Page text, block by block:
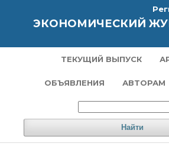
ЭКОНОМИЧЕСКИЙ
ТЕКУЩИЙ ВЫПУСК
ОБЪЯВЛЕНИЯ АВТОРАМ
Найти